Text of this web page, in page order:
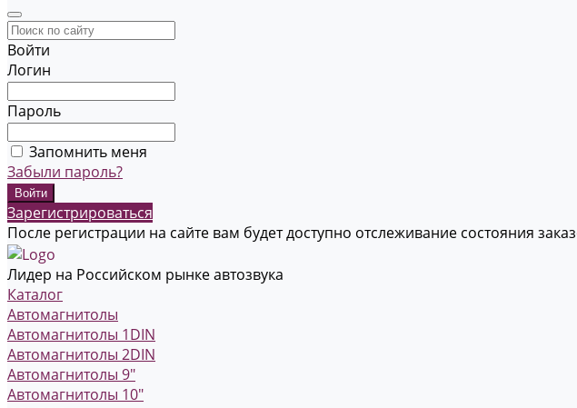
Войти
Логин
Пароль
Запомнить меня
Забыли пароль?
Зарегистрироваться
После регистрации на сайте вам будет доступно отслеживание состояния
Лидер на Российском рынке автозвука
Каталог
Автомагнитолы
Автомагнитолы 1DIN
Автомагнитолы 2DIN
Автомагнитолы 9"
Автомагнитолы 10"